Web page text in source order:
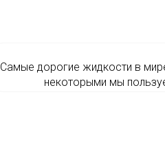
Самые дорогие жидкости в
некоторыми мы